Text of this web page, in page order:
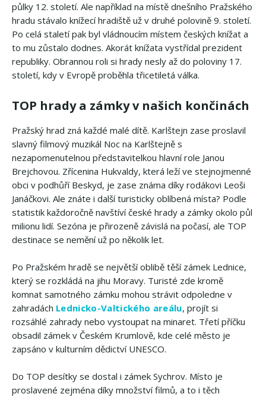
půlky 12. století. Ale například na místě dnešního Pražského
hradu stávalo knížecí hradiště už v druhé polovině 9. století.
Po celá staletí pak byl vládnoucím místem českých knížat a
to mu zůstalo dodnes. Akorát knížata vystřídal prezident
republiky. Obrannou roli si hrady nesly až do poloviny 17.
století, kdy v Evropě proběhla třicetiletá válka.
TOP hrady a zámky v našich končinách
Pražský hrad zná každé malé dítě. Karlštejn zase proslavil
slavný filmový muzikál Noc na Karlštejně s
nezapomenutelnou představitelkou hlavní role Janou
Brejchovou. Zřícenina Hukvaldy, která leží ve stejnojmenné
obci v podhůří Beskyd, je zase známa díky rodákovi Leoši
Janáčkovi. Ale znáte i další turisticky oblíbená místa? Podle
statistik každoročně navštíví české hrady a zámky okolo půl
milionu lidí. Sezóna je přirozeně závislá na počasí, ale TOP
destinace se nemění už po několik let.
Po Pražském hradě se největší oblibě těší zámek Lednice,
který se rozkládá na jihu Moravy. Turisté zde kromě
komnat samotného zámku mohou strávit odpoledne v
zahradách Lednicko-Valtického areálu, projít si
rozsáhlé zahrady nebo vystoupat na minaret. Třetí příčku
obsadil zámek v Českém Krumlově, kde celé město je
zapsáno v kulturním dědictví UNESCO.
Do TOP desítky se dostal i zámek Sychrov. Místo je
proslavené zejména díky množství filmů, a to i těch